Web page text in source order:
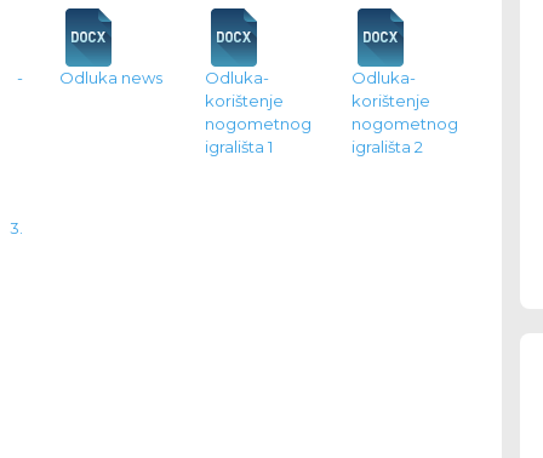
- Odluka news
Odluka-
korištenje
nogometnog
igrališta 1
Odluka-
korištenje
nogometnog
igrališta 2
3.